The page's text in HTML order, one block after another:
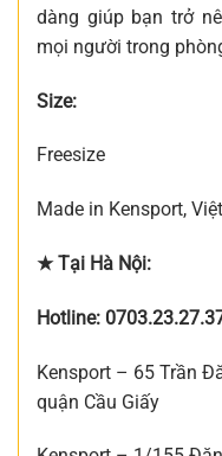
dàng giúp bạn trở
mọi người trong
Size:
Freesize
Made in Kensport,
★ Tại Hà Nội:
Hotline:
Kensport – 65 Trần
quận Cầu Giấy